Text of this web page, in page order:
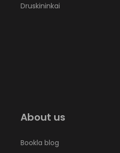
Druskininkai
About us
Bookla blog